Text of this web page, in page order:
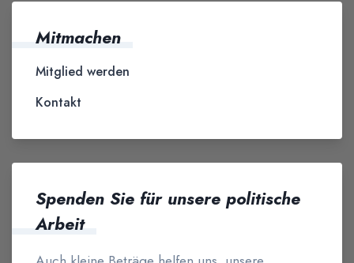
Mitmachen
Mitglied werden
Kontakt
Spenden Sie für unsere politische
Arbeit